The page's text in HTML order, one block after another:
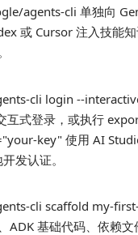
agents-cli 单独向
或 Cursor 注入技能
cli login --
互式登录，或执行
key" 使用 AI
发认证。
cli scaffold my-
ADK 基础代码、依赖